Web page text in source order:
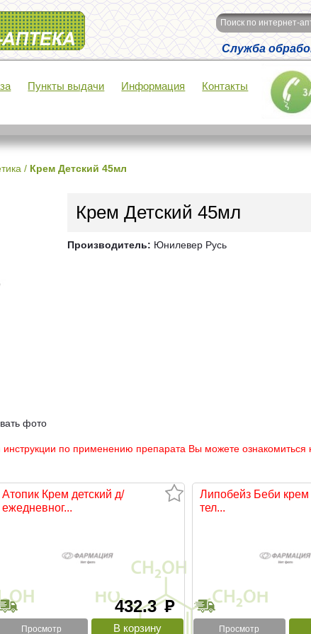
Поиск по интернет-
Служба
Пункты выдачи Информация Контакты
/ Крем Детский 45мл
Крем Детский 45мл
Производитель: Юнилевер Русь
фото
по применению препарата Вы можете ознакомиться
Атопик Крем детский д/
ежедневног...
432.3руб
Просмотр
Липобейз Беби крем
тел...
Просмотр